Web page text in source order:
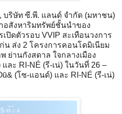
บริษัท ซี.พี. แลนด์ จำกัด (มหาชน)
อสังหาริมทรัพย์ชั้นนำของ
ปิดตัวรอบ VVIP สะเทือนวงการ
ส่ง 2 โครงการคอนโดมิเนียม
ย่านกังสดาล ใจกลางเมือง
ะ RI-NÉ (รี-เน่) ในวันที่ 26 –
(โซ-แอนด์) และ RI-NÉ (รี-เน่)